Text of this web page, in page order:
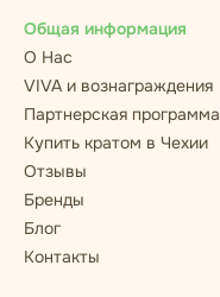
Общая информация
О Нас
VIVA и вознаграждения
Партнерская программа
Купить кратом в Чехии
Отзывы
Бренды
Блог
Контакты